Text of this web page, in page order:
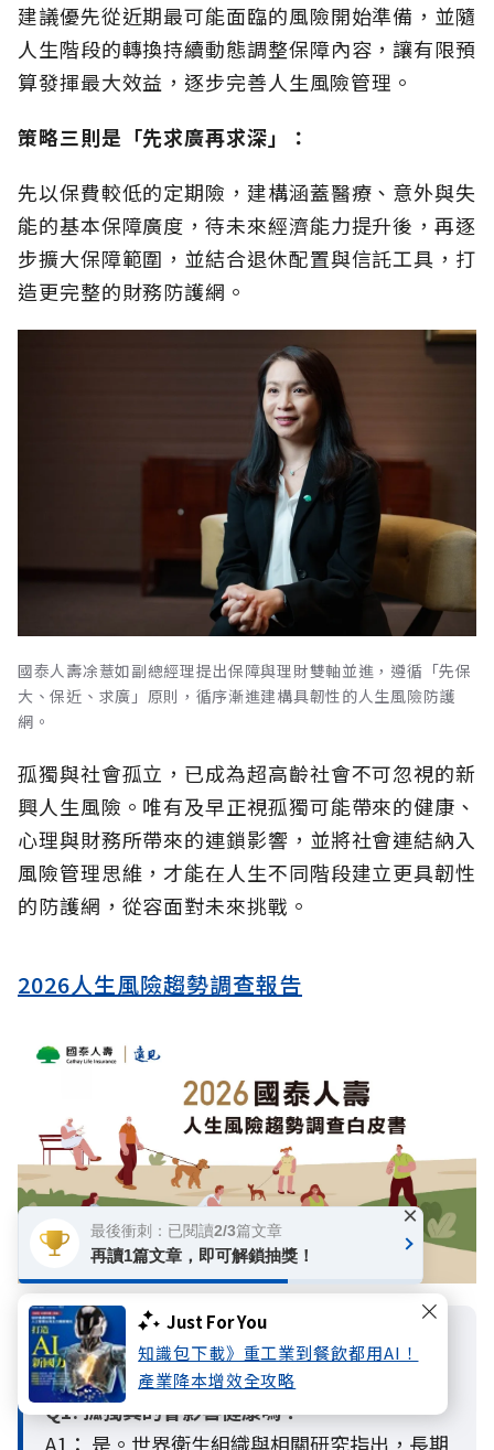
Just For You
知識包下載》重工業到餐飲都用AI！
產業降本增效全攻略
建議優先從近期最可能面臨的風險開始準備，並隨
人生階段的轉換持續動態調整保障內容，讓有限預
算發揮最大效益，逐步完善人生風險管理。
策略三則是「先求廣再求深」：
先以保費較低的定期險，建構涵蓋醫療、意外與失
能的基本保障廣度，待未來經濟能力提升後，再逐
步擴大保障範圍，並結合退休配置與信託工具，打
造更完整的財務防護網。
國泰人壽凃薏如副總經理提出保障與理財雙軸並進，遵循「先保
大、保近、求廣」原則，循序漸進建構具韌性的人生風險防護
網。
孤獨與社會孤立，已成為超高齡社會不可忽視的新
興人生風險。唯有及早正視孤獨可能帶來的健康、
心理與財務所帶來的連鎖影響，並將社會連結納入
風險管理思維，才能在人生不同階段建立更具韌性
的防護網，從容面對未來挑戰。
2026人生風險趨勢調查報告
必看重點Q&A
Q1. 孤獨真的會影響健康嗎？
A1： 是。世界衛生組織與相關研究指出，長期
最後衝刺：已閱讀2/3篇文章
再讀1篇文章，即可解鎖抽獎！
×